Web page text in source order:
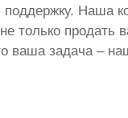
поддержку. Наша
только продать
ваша задача –